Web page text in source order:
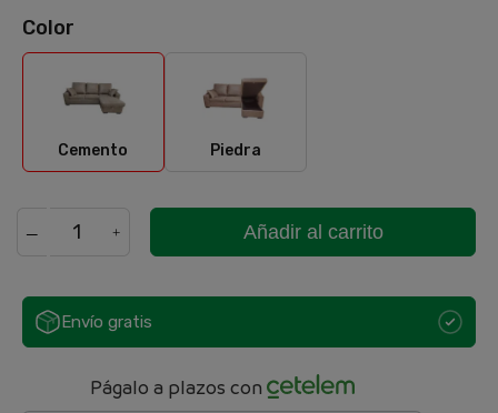
Color
Cemento
Cemento
Piedra
Piedra
Añadir al carrito
Envío gratis
Págalo a plazos con